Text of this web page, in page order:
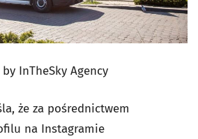
by InTheSky Agency
że za pośrednictwem
na Instagramie